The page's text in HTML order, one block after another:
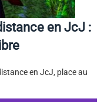
en JcJ :
en JcJ, place au